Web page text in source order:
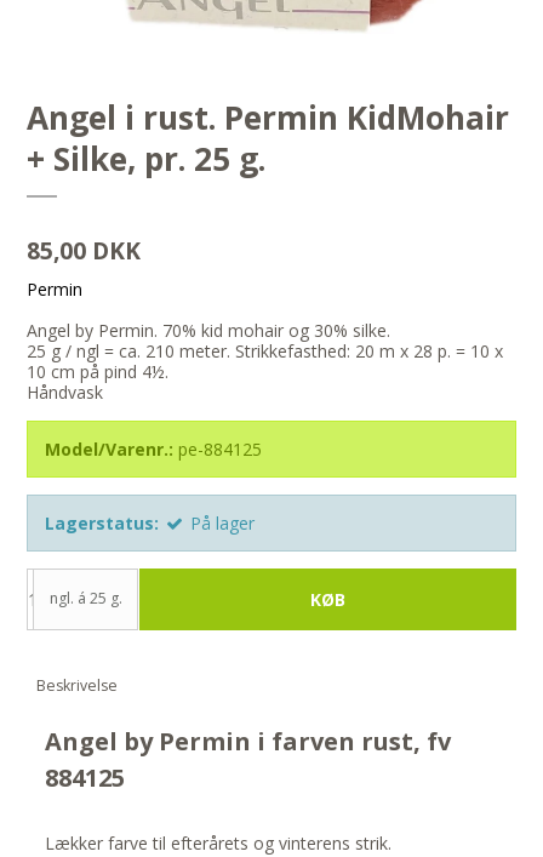
Angel i rust. Permin KidMohair
+ Silke, pr. 25 g.
85,00 DKK
Permin
Angel by Permin. 70% kid mohair og 30% silke.
25 g / ngl = ca. 210 meter. Strikkefasthed: 20 m x 28 p. = 10 x
10 cm på pind 4½.
Håndvask
Model/Varenr.: pe-884125
Lagerstatus: På lager
ngl. á 25 g. KØB
Beskrivelse
Angel by Permin i farven rust, fv
884125
Lækker farve til efterårets og vinterens strik.